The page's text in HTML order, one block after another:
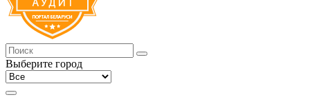
Выберите город